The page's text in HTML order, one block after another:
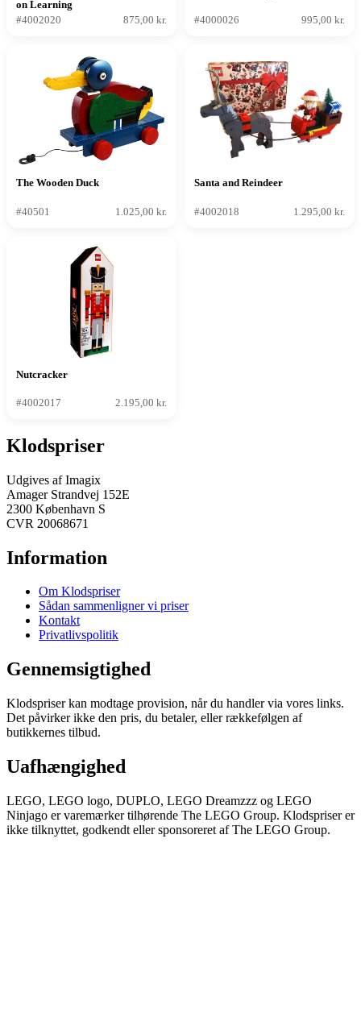
on Learning
#4002020
875,00 kr. #4000026 995,00 kr.
The Wooden Duck
#40501 1.025,00 kr.
Santa and Reindeer
#4002018 1.295,00 kr.
Nutcracker
#4002017 2.195,00 kr.
Klodspriser
Udgives af Imagix
Amager Strandvej 152E
2300 København S
CVR 20068671
Information
Om Klodspriser
Sådan sammenligner vi priser
Kontakt
Privatlivspolitik
Gennemsigtighed
Klodspriser kan modtage provision, når du handler via vores links.
Det påvirker ikke den pris, du betaler, eller rækkefølgen af
butikkernes tilbud.
Uafhængighed
LEGO, LEGO logo, DUPLO, LEGO Dreamzzz og LEGO
Ninjago er varemærker tilhørende The LEGO Group. Klodspriser er
ikke tilknyttet, godkendt eller sponsoreret af The LEGO Group.